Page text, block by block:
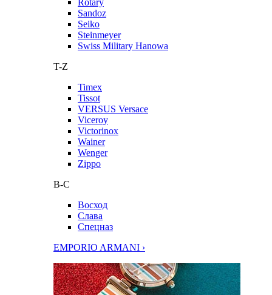
Rotary
Sandoz
Seiko
Steinmeyer
Swiss Military Hanowa
T-Z
Timex
Tissot
VERSUS Versace
Viceroy
Victorinox
Wainer
Wenger
Zippo
В-С
Восход
Слава
Спецназ
EMPORIO ARMANI ›